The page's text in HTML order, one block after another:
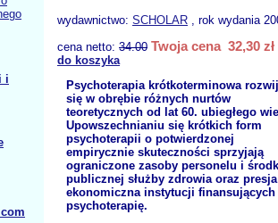
i
wydawnictwo: SCHOLAR , rok wydania
cena netto: 34.00 Twoja cena 32,30 zł
do koszyka
Psychoterapia krótkoterminowa
się w obrębie różnych nurtów
teoretycznych od lat 60. ubiegłego
Upowszechnianiu się krótkich form
psychoterapii o potwierdzonej
empirycznie skuteczności sprzyjają
ograniczone zasoby personelu i
publicznej służby zdrowia oraz presja
ekonomiczna instytucji finansujących
psychoterapię.